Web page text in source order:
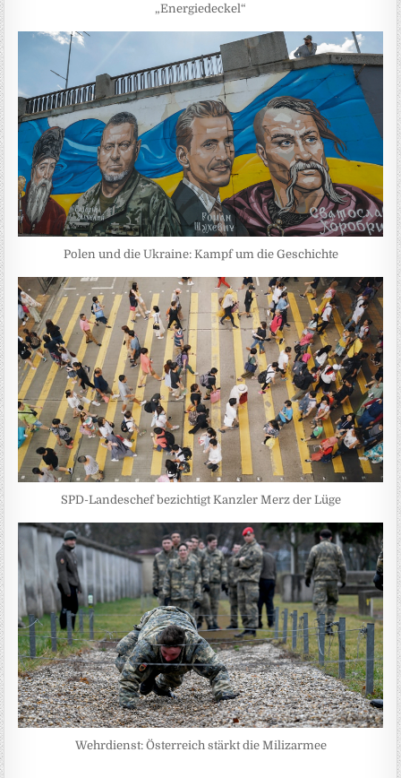
„Energiedeckel“
Polen und die Ukraine: Kampf um die Geschichte
SPD-Landeschef bezichtigt Kanzler Merz der Lüge
Wehrdienst: Österreich stärkt die Milizarmee